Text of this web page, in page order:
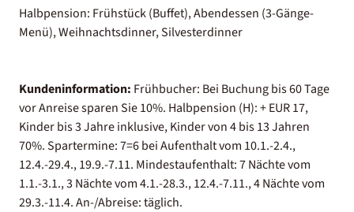
Halbpension: Frühstück (Buffet), Abendessen (3-Gänge-
Menü), Weihnachtsdinner, Silvesterdinner
Kundeninformation: Frühbucher: Bei Buchung bis 60 Tage
vor Anreise sparen Sie 10%. Halbpension (H): + EUR 17,
Kinder bis 3 Jahre inklusive, Kinder von 4 bis 13 Jahren
70%. Spartermine: 7=6 bei Aufenthalt vom 10.1.-2.4.,
12.4.-29.4., 19.9.-7.11. Mindestaufenthalt: 7 Nächte vom
1.1.-3.1., 3 Nächte vom 4.1.-28.3., 12.4.-7.11., 4 Nächte vom
29.3.-11.4. An-/Abreise: täglich.